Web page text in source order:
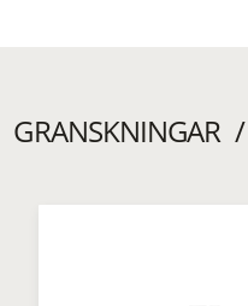
GRANSKNINGAR